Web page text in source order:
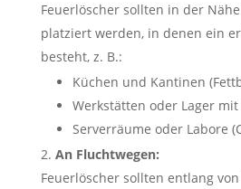
Feuerlöscher sollten in der
platziert werden, in denen ein
besteht, z. B.:
Küchen und Kantinen
Werkstätten oder Lager
Serverräume oder Labore
An Fluchtwegen:
Feuerlöscher sollten entlang